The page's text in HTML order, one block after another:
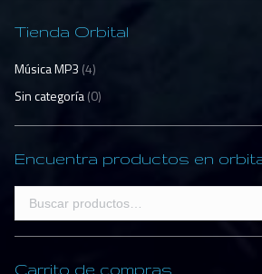
Tienda Orbital
Música MP3 (4)
Sin categoría(0)
Encuentra productos en
Carrito de compras